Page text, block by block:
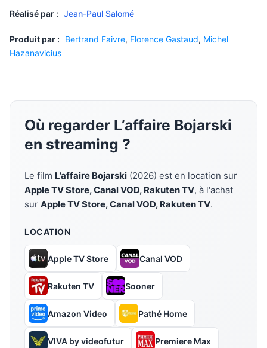
Réalisé par : Jean-Paul Salomé
Produit par : Bertrand Faivre, Florence Gastaud, Michel
Hazanavicius
Où regarder L’affaire Bojarski
en streaming ?
Le film L’affaire Bojarski (2026) est en location sur
Apple TV Store, Canal VOD, Rakuten TV, à l'achat
sur Apple TV Store, Canal VOD, Rakuten TV.
LOCATION
Apple TV Store Canal VOD
Rakuten TV Sooner
Amazon Video Pathé Home
VIVA by videofutur Premiere Max